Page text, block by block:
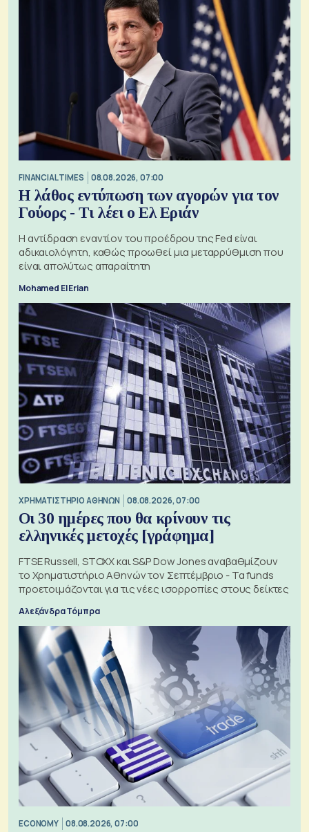
FINANCIAL TIMES 08.08.2026, 07:00
Η λάθος εντύπωση των αγορών για τον
Γούορς - Τι λέει ο Ελ Εριάν
Η αντίδραση εναντίον του προέδρου της Fed είναι
αδικαιολόγητη, καθώς προωθεί μια μεταρρύθμιση που
είναι απολύτως απαραίτητη
Mohamed El Erian
XΡΗΜΑΤΙΣΤΗΡΙΟ ΑΘΗΝΩΝ 08.08.2026, 07:00
Οι 30 ημέρες που θα κρίνουν τις
ελληνικές μετοχές [γράφημα]
FTSE Russell, STOXX και S&P Dow Jones αναβαθμίζουν
το Χρηματιστήριο Αθηνών τον Σεπτέμβριο - Τα funds
προετοιμάζονται για τις νέες ισορροπίες στους δείκτες
Αλεξάνδρα Τόμπρα
ECONOMY 08.08.2026, 07:00